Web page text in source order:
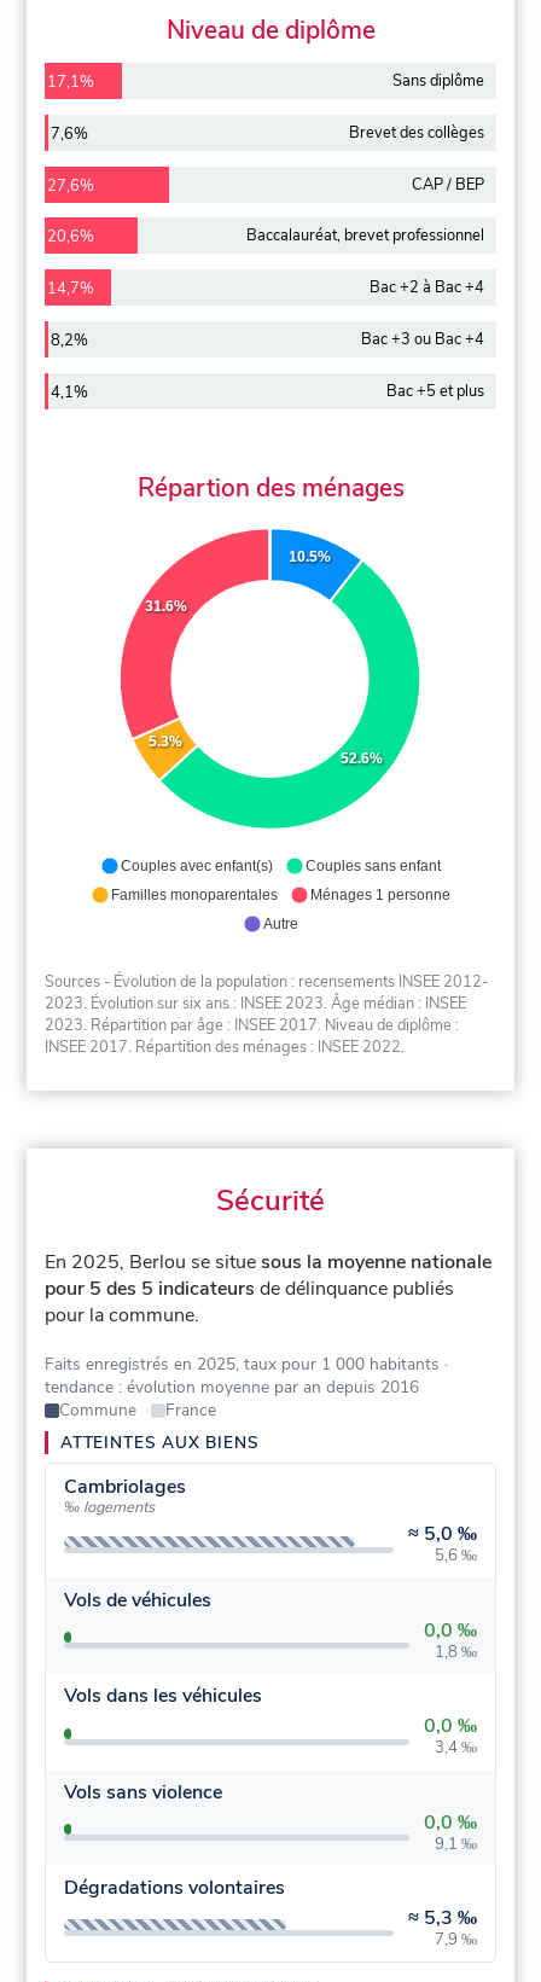
Niveau de diplôme
17,1% Sans diplôme
7,6% Brevet des collèges
27,6% CAP / BEP
20,6% Baccalauréat, brevet professionnel
14,7% Bac +2 à Bac +4
8,2% Bac +3 ou Bac +4
4,1% Bac +5 et plus
Répartion des ménages
10.5%
52.6%
5.3%
31.6%
Couples avec enfant(s)
Couples sans enfant
Familles monoparentales
Ménages 1 personne
Autre
Sources - Évolution de la population : recensements INSEE 2012-
2023. Évolution sur six ans : INSEE 2023. Âge médian : INSEE
2023. Répartition par âge : INSEE 2017. Niveau de diplôme :
INSEE 2017. Répartition des ménages : INSEE 2022.
Sécurité
En 2025, Berlou se situesous la moyenne nationale
pour 5 des 5 indicateurs de délinquance publiés
pour la commune.
Faits enregistrés en 2025, taux pour 1 000 habitants ·
tendance : évolution moyenne par an depuis 2016
Commune
France
ATTEINTES AUX BIENS
Cambriolages
‰ logements
≈ 5,0 ‰
5,6 ‰
Vols de véhicules
0,0 ‰
1,8 ‰
Vols dans les véhicules
0,0 ‰
3,4 ‰
Vols sans violence
0,0 ‰
9,1 ‰
Dégradations volontaires
≈ 5,3 ‰
7,9 ‰